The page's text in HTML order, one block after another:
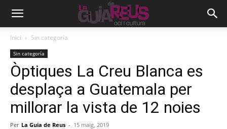
Inici Sin categoría
Sin categoría
Òptiques La Creu Blanca es
desplaça a Guatemala per
millorar la vista de 12 noies
Per La Guia de Reus - 15 maig, 2019